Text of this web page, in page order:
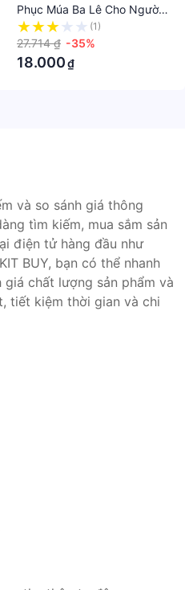
Phục Múa Ba Lê Cho Người
Lớn Tuổi
(1)
27.714 ₫ -35%
18.000₫
và so sánh giá thông
tìm kiếm, mua sắm sản
điện tử hàng đầu như
BUY, bạn có thể nhanh
giá chất lượng sản phẩm và
tiết kiệm thời gian và chi